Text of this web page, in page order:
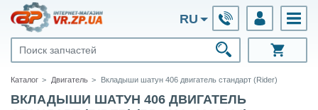
RU
Каталог Двигатель Вкладыши шатун 406 двигатель стандарт (Rider)
ВКЛАДЫШИ ШАТУН 406 ДВИГАТЕЛЬ